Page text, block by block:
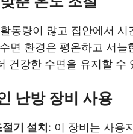
동량이 많고 집안에서
면 환경은 평온하고 서
건강한 수면을 유지할 수
난방 장비 사용
기 설치: 이 장비는 사용